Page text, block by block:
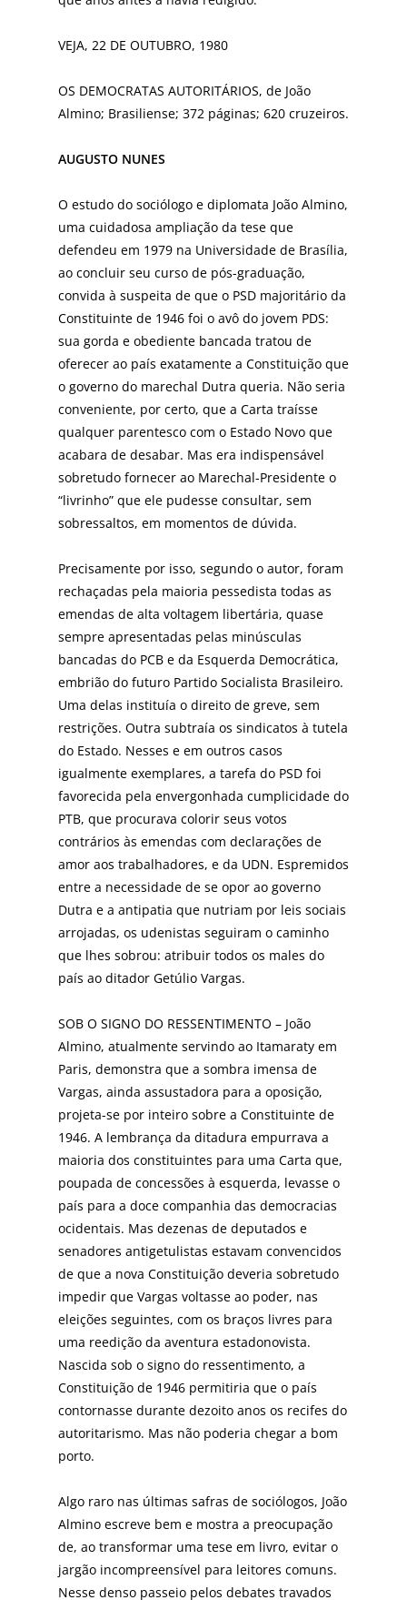
VEJA, 22 DE OUTUBRO, 1980
OS DEMOCRATAS AUTORITÁRIOS, de João
Almino; Brasiliense; 372 páginas; 620 cruzeiros.
AUGUSTO NUNES
O estudo do sociólogo e diplomata João Almino,
uma cuidadosa ampliação da tese que
defendeu em 1979 na Universidade de Brasília,
ao concluir seu curso de pós-graduação,
convida à suspeita de que o PSD majoritário da
Constituinte de 1946 foi o avô do jovem PDS:
sua gorda e obediente bancada tratou de
oferecer ao país exatamente a Constituição que
o governo do marechal Dutra queria. Não seria
conveniente, por certo, que a Carta traísse
qualquer parentesco com o Estado Novo que
acabara de desabar. Mas era indispensável
sobretudo fornecer ao Marechal-Presidente o
“livrinho” que ele pudesse consultar, sem
sobressaltos, em momentos de dúvida.
Precisamente por isso, segundo o autor, foram
rechaçadas pela maioria pessedista todas as
emendas de alta voltagem libertária, quase
sempre apresentadas pelas minúsculas
bancadas do PCB e da Esquerda Democrática,
embrião do futuro Partido Socialista Brasileiro.
Uma delas instituía o direito de greve, sem
restrições. Outra subtraía os sindicatos à tutela
do Estado. Nesses e em outros casos
igualmente exemplares, a tarefa do PSD foi
favorecida pela envergonhada cumplicidade do
PTB, que procurava colorir seus votos
contrários às emendas com declarações de
amor aos trabalhadores, e da UDN. Espremidos
entre a necessidade de se opor ao governo
Dutra e a antipatia que nutriam por leis sociais
arrojadas, os udenistas seguiram o caminho
que lhes sobrou: atribuir todos os males do
país ao ditador Getúlio Vargas.
SOB O SIGNO DO RESSENTIMENTO – João
Almino, atualmente servindo ao Itamaraty em
Paris, demonstra que a sombra imensa de
Vargas, ainda assustadora para a oposição,
projeta-se por inteiro sobre a Constituinte de
1946. A lembrança da ditadura empurrava a
maioria dos constituintes para uma Carta que,
poupada de concessões à esquerda, levasse o
país para a doce companhia das democracias
ocidentais. Mas dezenas de deputados e
senadores antigetulistas estavam convencidos
de que a nova Constituição deveria sobretudo
impedir que Vargas voltasse ao poder, nas
eleições seguintes, com os braços livres para
uma reedição da aventura estadonovista.
Nascida sob o signo do ressentimento, a
Constituição de 1946 permitiria que o país
contornasse durante dezoito anos os recifes do
autoritarismo. Mas não poderia chegar a bom
porto.
Algo raro nas últimas safras de sociólogos, João
Almino escreve bem e mostra a preocupação
de, ao transformar uma tese em livro, evitar o
jargão incompreensível para leitores comuns.
Nesse denso passeio pelos debates travados